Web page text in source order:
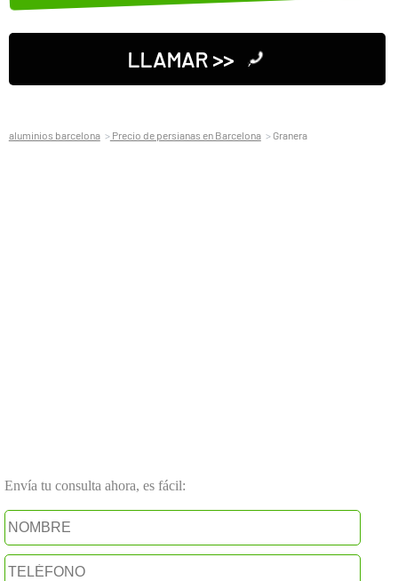
LLAMAR >>
aluminios barcelona Precio de persianas en Barcelona Granera
Envía tu consulta ahora, es fácil: